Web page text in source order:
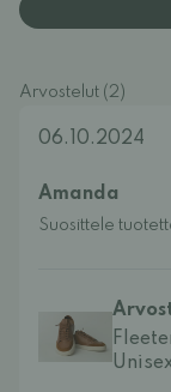
Arvostelut (2)
06.10.2024
Amanda
Suosittele